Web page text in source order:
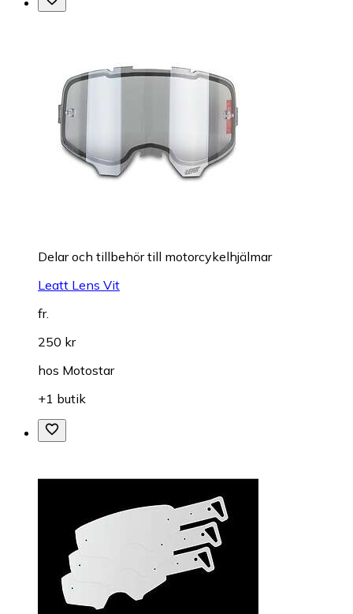
Delar och tillbehör till motorcykelhjälmar
Leatt Lens Vit
fr.
250 kr
hos Motostar
+1 butik